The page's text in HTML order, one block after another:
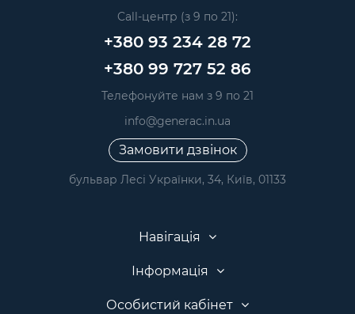
Call-центр (з 9 по 21):
+380 93 234 28 72
+380 99 727 52 86
Телефонуйте нам з 9 по 21
info@generac.in.ua
Замовити дзвінок
бульвар Лесі Українки, 34, Київ, 01133
Навігація
Інформація
Особистий кабінет